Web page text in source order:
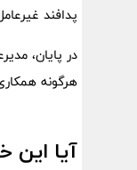
پدافند
در پایان،
هرگونه
آیا این